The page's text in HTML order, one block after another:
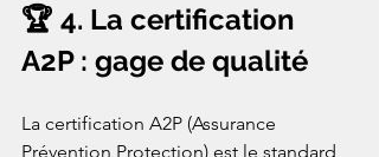
🏆 4. La certification
A2P : gage de qualité
La certification A2P (Assurance
Prévention Protection) est le standard